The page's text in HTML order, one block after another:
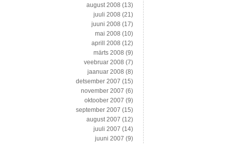
august 2008 (13)
juuli 2008 (21)
juuni 2008 (17)
mai 2008 (10)
aprill 2008 (12)
märts 2008 (9)
veebruar 2008 (7)
jaanuar 2008 (8)
detsember 2007 (15)
november 2007 (6)
oktoober 2007 (9)
september 2007 (15)
august 2007 (12)
juuli 2007 (14)
juuni 2007 (9)